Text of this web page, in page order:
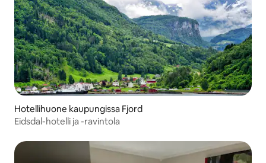
Hotellihuone kaupungissa Fjord
Eidsdal-hotelli ja -ravintola